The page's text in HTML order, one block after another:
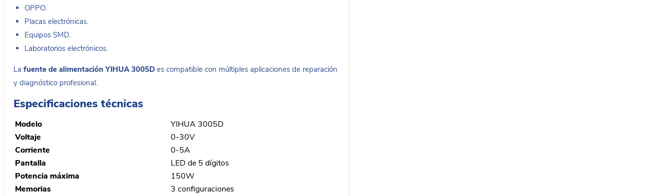
OPPO.
Placas electrónicas.
Equipos SMD.
Laboratorios electrónicos.
La fuente de alimentación YIHUA 3005D es compatible con múltiples aplicaciones de reparación
y diagnóstico profesional.
Especificaciones técnicas
Modelo
YIHUA 3005D
Voltaje
0-30V
Corriente
0-5A
Pantalla
LED de 5 dígitos
Potencia máxima
150W
Memorias
3 configuraciones